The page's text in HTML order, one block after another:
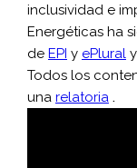
inclusividad e
Energéticas ha
de EPI y ePlural
Todos los
una relatoria .